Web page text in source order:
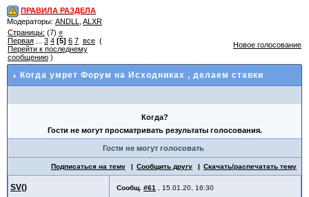
ПРАВИЛА РАЗДЕЛА
Модераторы: ANDLL
ALXR
Страницы: (7) «
Первая
3 4 [5] 6 7 все (
Перейти к последнему
сообщению )
Новое голосование
Когда умрет Форум на Исходниках , делаем ставки
Когда?
Гости не могут просматривать результаты голосования.
Гости не могут голосовать
Подписаться на тему Сообщить другу Скачать/распечатать тему
SV() Сообщ. #61 15.01.20, 16:30